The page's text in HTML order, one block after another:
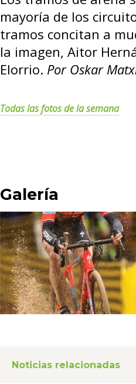
mayoría de los
tramos concitan a
la imagen, Aitor
Elorrio. Por Oskar
Todas las fotos de la semana
Galería
Noticias relacionadas